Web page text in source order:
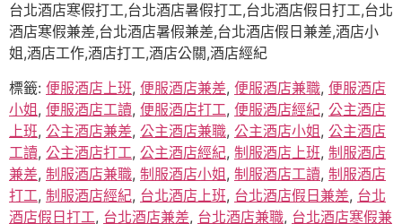
台北酒店寒假打工,台北酒店暑假打工,台北酒店假日打工,台北
酒店寒假兼差,台北酒店暑假兼差,台北酒店假日兼差,酒店小
姐,酒店工作,酒店打工,酒店公關,酒店經紀
標籤: 便服酒店上班, 便服酒店兼差, 便服酒店兼職, 便服酒店
小姐, 便服酒店工讀, 便服酒店打工, 便服酒店經紀, 公主酒店
上班, 公主酒店兼差, 公主酒店兼職, 公主酒店小姐, 公主酒店
工讀, 公主酒店打工, 公主酒店經紀, 制服酒店上班, 制服酒店
兼差, 制服酒店兼職, 制服酒店小姐, 制服酒店工讀, 制服酒店
打工, 制服酒店經紀, 台北酒店上班, 台北酒店假日兼差, 台北
酒店假日打工, 台北酒店兼差, 台北酒店兼職, 台北酒店寒假兼